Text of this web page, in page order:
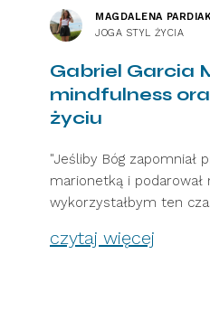
MAGDALENA
JOGA STYL ŻYCIA
Gabriel Garcia
mindfulness
życiu
"Jeśliby Bóg zapomniał
marionetką i podarował
wykorzystałbym ten
czytaj więcej